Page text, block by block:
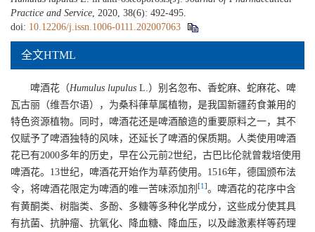
Practice and Service , 2020, 38(6): 492-495.
doi: 10.12206/j.issn.1006-0111.202007063
全文HTML
啤酒花（Humulus lupulus L.）别名忽布、香蛇麻、蛇麻花、啤
瓦古丽（维吾尔语），为桑科葎草属植物，是我国新疆药食兼用的
特色资源植物。同时，啤酒花还是啤酒酿造的重要原料之一，其不
仅赋予了啤酒独特的风味，还延长了啤酒的保质期。人类使用啤酒
花已有2000多年的历史，早在公元前2世纪，古巴比伦就曾栽培使用
啤酒花。13世纪，啤酒花开始作为草药使用。1516年，德国颁布法
令，将啤酒花限定为啤酒的唯一苦味添加剂 [1 ]。啤酒花的花序中含
有黄酮类、树脂类、多酚、多糖等多种化学成分，这些成分使其具
有抗菌、抗肿瘤、抗氧化、降血糖、降血压，以及雌激素样等药理